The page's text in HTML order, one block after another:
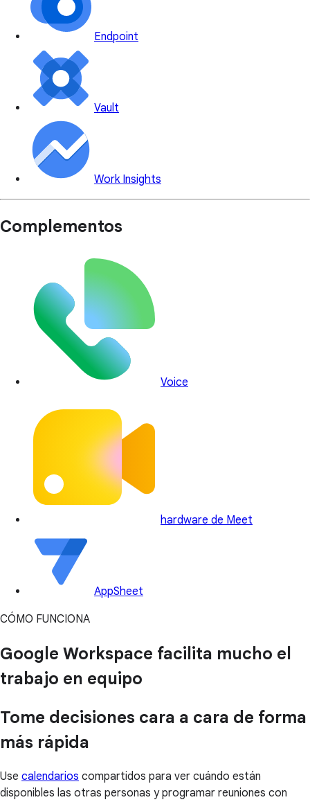
Endpoint
Vault
Work Insights
Complementos
Voice
hardware de Meet
AppSheet
CÓMO FUNCIONA
Google Workspace facilita mucho el
trabajo en equipo
Tome decisiones cara a cara de forma
más rápida
Use calendarios compartidos para ver cuándo están
disponibles las otras personas y programar reuniones con